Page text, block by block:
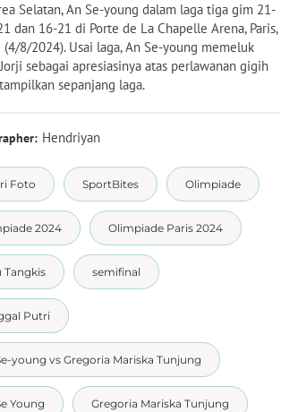
tangkis tunggal putri Indonesia, Gregoria Mariska
An Se-young pada laga semifinal nomor tunggal putri
(4/8/2024). Gregoria Mariska Tunjung kalah rubber-
Selatan, An Se-young dalam laga tiga gim 21-
dan 16-21 di Porte de La Chapelle Arena, Paris,
8/2024). Usai laga, An Se-young memeluk
sebagai apresiasinya atas perlawanan gigih
sepanjang laga.
Hendriyan
Foto SportBites Olimpiade
2024 Olimpiade Paris 2024
Tangkis semifinal
Putri
young vs Gregoria Mariska Tunjung
Young Gregoria Mariska Tunjung